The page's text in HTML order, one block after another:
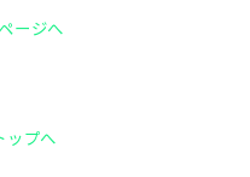
ージへ
ップへ